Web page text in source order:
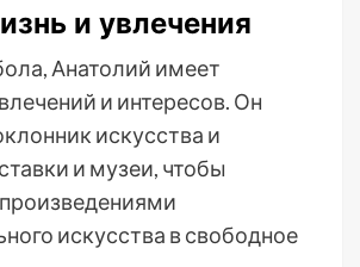
и увлечения
Анатолий имеет
и интересов. Он
искусства и
и музеи, чтобы
искусства в свободное